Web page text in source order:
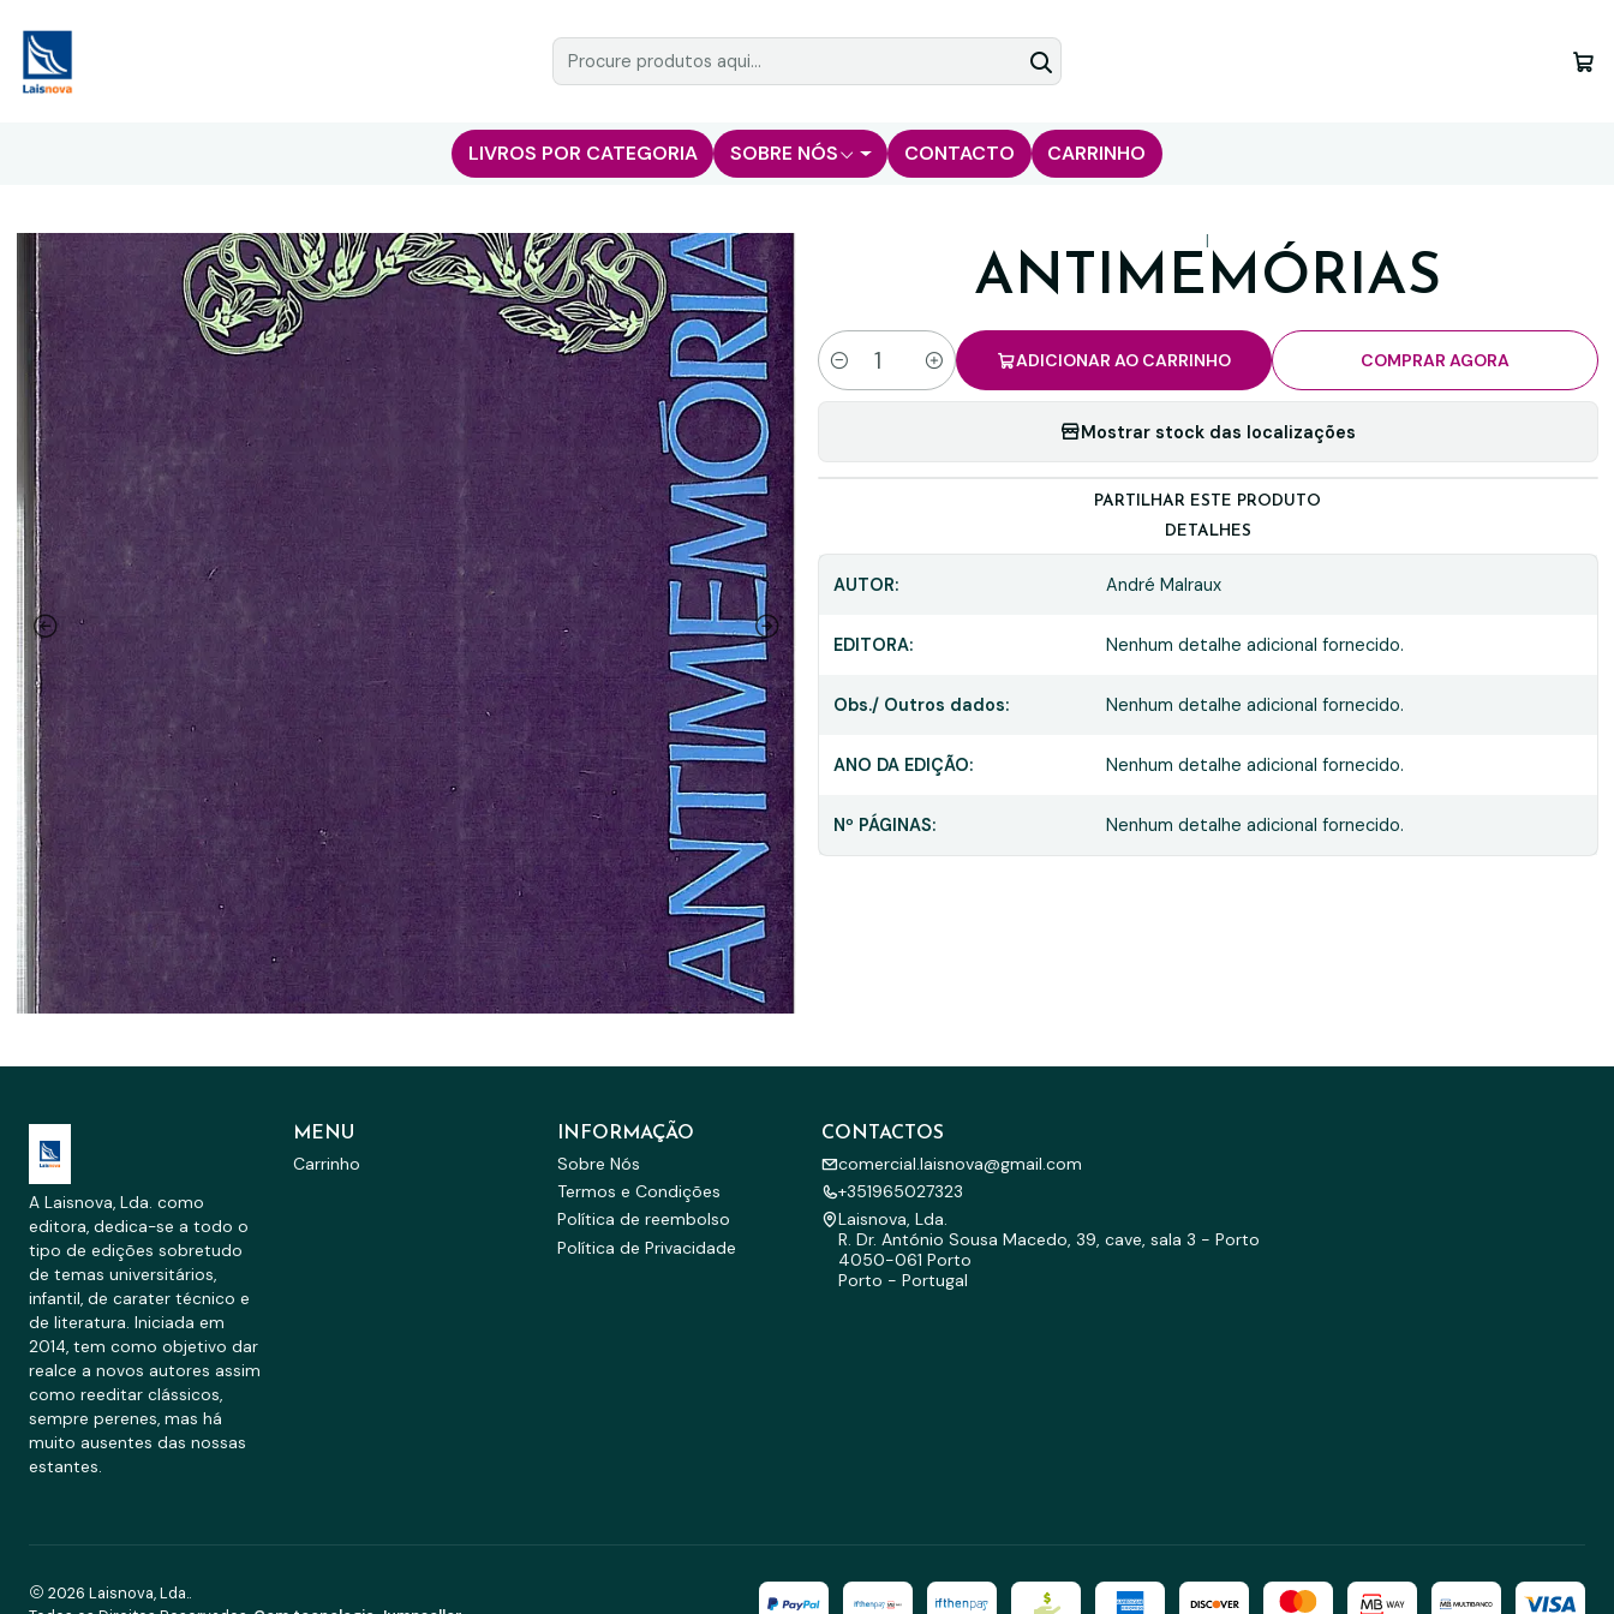
LIVROS POR CATEGORIA SOBRE NÓS CONTACTO CARRINHO
|
ANTIMEMÓRIAS
Quantidade
ADICIONAR AO CARRINHO COMPRAR AGORA
Mostrar stock das localizações
PARTILHAR ESTE PRODUTO
DETALHES
AUTOR: André Malraux
EDITORA: Nenhum detalhe adicional fornecido.
Obs./ Outros dados: Nenhum detalhe adicional fornecido.
ANO DA EDIÇÃO: Nenhum detalhe adicional fornecido.
Nº PÁGINAS: Nenhum detalhe adicional fornecido.
A Laisnova, Lda. como
editora, dedica-se a todo o
tipo de edições sobretudo
de temas universitários,
infantil, de carater técnico e
de literatura. Iniciada em
2014, tem como objetivo dar
realce a novos autores assim
como reeditar clássicos,
sempre perenes, mas há
muito ausentes das nossas
estantes.
MENU
Carrinho
INFORMAÇÃO
Sobre Nós
Termos e Condições
Política de reembolso
Política de Privacidade
CONTACTOS
comercial.laisnova@gmail.com
+351965027323
Laisnova, Lda.
R. Dr. António Sousa Macedo, 39, cave, sala 3 - Porto
4050-061 Porto
Porto - Portugal
2026 Laisnova, Lda..